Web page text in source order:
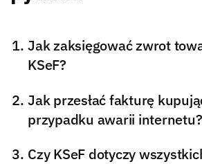
Jak zaksięgować zwrot
KSeF?
Jak przesłać fakturę
przypadku awarii internetu?
Czy KSeF dotyczy